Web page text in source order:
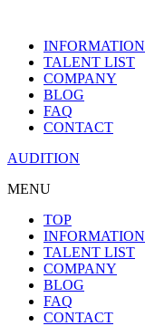
INFORMATION
TALENT LIST
COMPANY
BLOG
FAQ
CONTACT
AUDITION
MENU
TOP
INFORMATION
TALENT LIST
COMPANY
BLOG
FAQ
CONTACT